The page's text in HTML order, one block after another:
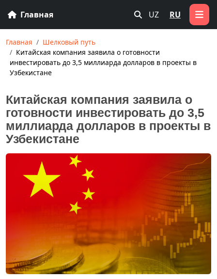
Главная UZ RU
Главная
Шелковый путь
Китайская компания заявила о готовности
инвестировать до 3,5 миллиарда долларов в проекты в
Узбекистане
Китайская компания заявила о
готовности инвестировать до 3,5
миллиарда долларов в проекты в
Узбекистане